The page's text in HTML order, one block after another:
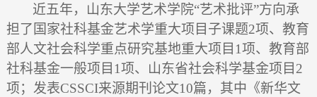
近五年，山东大学艺术学院“艺术批评”方向承
担了国家社科基金艺术学重大项目子课题2项、教育
部人文社会科学重点研究基地重大项目 1项、教育部
社科基金一般项目 1项、山东省社会科学基金项目 2
项；发表CSSCI来源期刊论文10篇，其中《新华文